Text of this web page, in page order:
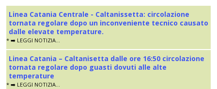
Linea Catania Centrale - Caltanissetta: circolazione
tornata regolare dopo un inconveniente tecnico causato
dalle elevate temperature.
* ➡️ LEGGI NOTIZIA...
Linea Catania – Caltanisetta dalle ore 16:50 circolazione
tornata regolare dopo guasti dovuti alle alte
temperature
* ➡️ LEGGI NOTIZIA...